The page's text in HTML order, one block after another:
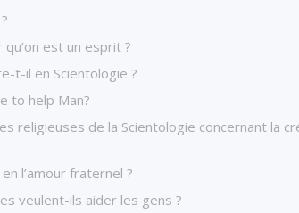
est un esprit ?
t-il en Scientologie ?
to help Man?
religieuses de la Scientologie concernant la
l’amour fraternel ?
veulent-ils aider les gens ?